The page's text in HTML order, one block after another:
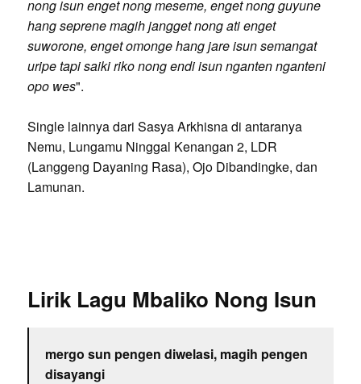
nong isun enget nong meseme, enget nong guyune
hang seprene magih jangget nong ati enget
suworone, enget omonge hang jare isun semangat
uripe tapi saiki riko nong endi isun nganten nganteni
opo wes".
Single lainnya dari Sasya Arkhisna di antaranya
Nemu, Lungamu Ninggal Kenangan 2, LDR
(Langgeng Dayaning Rasa), Ojo Dibandingke, dan
Lamunan.
Lirik Lagu Mbaliko Nong Isun
mergo sun pengen diwelasi, magih pengen
disayangi